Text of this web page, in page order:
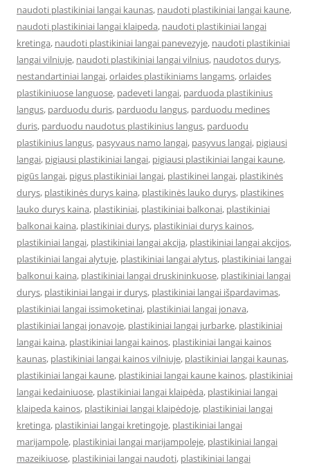
naudoti plastikiniai langai kaunas, naudoti plastikiniai langai kaune,
naudoti plastikiniai langai klaipeda, naudoti plastikiniai langai
kretinga, naudoti plastikiniai langai panevezyje, naudoti plastikiniai
langai vilniuje, naudoti plastikiniai langai vilnius, naudotos durys,
nestandartiniai langai,orlaides plastikiniams langams,orlaides
plastikiniuose languose, padeveti langai, parduoda plastikinius
langus, parduodu duris, parduodu langus, parduodu medines
duris, parduodu naudotus plastikinius langus, parduodu
plastikinius langus, pasyvaus namo langai, pasyvus langai, pigiausi
langai, pigiausi plastikiniai langai, pigiausi plastikiniai langai kaune,
pigūs langai, pigus plastikiniai langai, plastikinei langai, plastikinės
durys, plastikinės durys kaina, plastikinės lauko durys, plastikines
lauko durys kaina, plastikiniai, plastikiniai balkonai, plastikiniai
balkonai kaina, plastikiniai durys, plastikiniai durys kainos,
plastikiniai langai, plastikiniai langai akcija, plastikiniai langai akcijos,
plastikiniai langai alytuje, plastikiniai langai alytus, plastikiniai langai
balkonui kaina, plastikiniai langai druskininkuose, plastikiniai langai
durys, plastikiniai langai ir durys, plastikiniai langai išpardavimas,
plastikiniai langai issimoketinai, plastikiniai langai jonava,
plastikiniai langai jonavoje, plastikiniai langai jurbarke, plastikiniai
langai kaina, plastikiniai langai kainos, plastikiniai langai kainos
kaunas, plastikiniai langai kainos vilniuje, plastikiniai langai kaunas,
plastikiniai langai kaune, plastikiniai langai kaune kainos, plastikiniai
langai kedainiuose, plastikiniai langai klaipėda, plastikiniai langai
klaipeda kainos, plastikiniai langai klaipėdoje, plastikiniai langai
kretinga, plastikiniai langai kretingoje, plastikiniai langai
marijampole, plastikiniai langai marijampoleje, plastikiniai langai
mazeikiuose, plastikiniai langai naudoti, plastikiniai langai